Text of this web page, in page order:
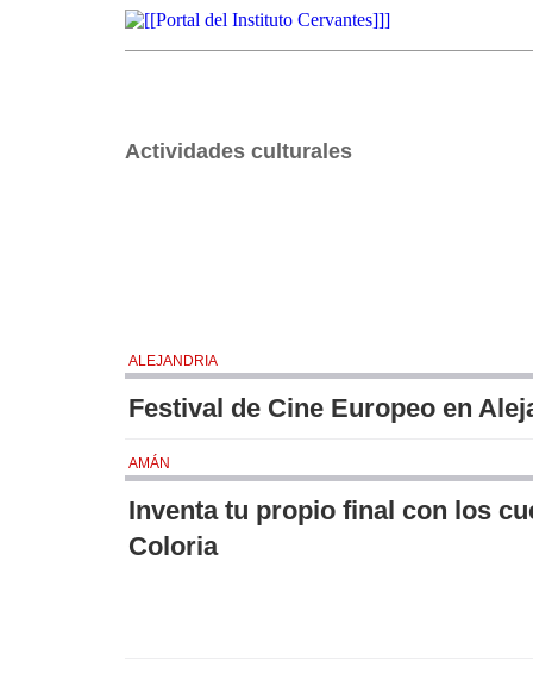
Actividades culturales
ALEJANDRIA
Festival de Cine Europeo en
AMÁN
Inventa tu propio final con los
Coloria